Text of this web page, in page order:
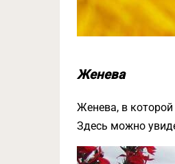
Женева
Женева, в которой
Здесь можно